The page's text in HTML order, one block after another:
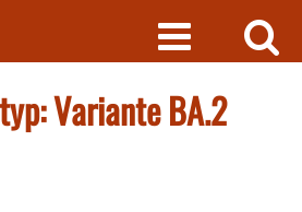
Variante BA.2